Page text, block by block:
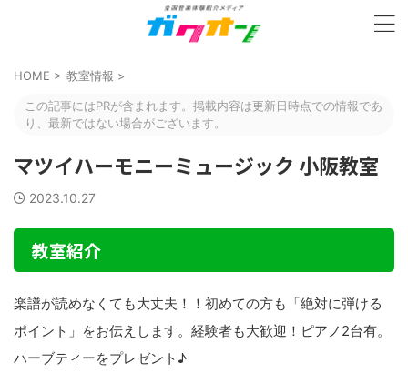
HOME > 教室情報 >
この記事にはPRが含まれます。掲載内容は更新日時点での情報であ
り、最新ではない場合がございます。
マツイハーモニーミュージック 小阪教室
2023.10.27
教室紹介
楽譜が読めなくても大丈夫！！初めての方も「絶対に弾ける
ポイント」をお伝えします。経験者も大歓迎！ピアノ2台有。
ハーブティーをプレゼント♪